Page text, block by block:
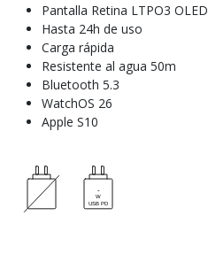
Pantalla Retina LTPO3 OLED
Hasta 24h de uso
Carga rápida
Resistente al agua 50m
Bluetooth 5.3
WatchOS 26
Apple S10